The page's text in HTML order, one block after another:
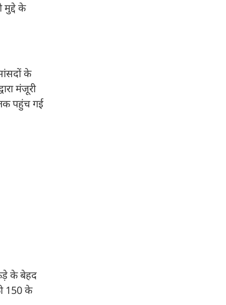
मुद्दे के
के
मंजूरी
पहुंच गई
के बेहद
150 के